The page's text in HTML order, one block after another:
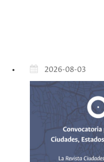
2026-08-03